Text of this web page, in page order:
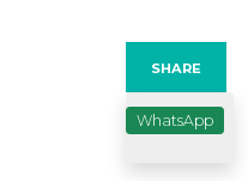
SHARE
WhatsApp